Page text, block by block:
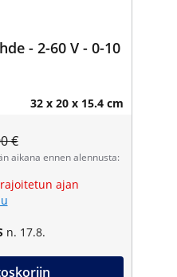
- 2-60 V - 0-10
32 x 20 x 15.4 cm
€
aikana ennen alennusta:
ajan
n. 17.8.